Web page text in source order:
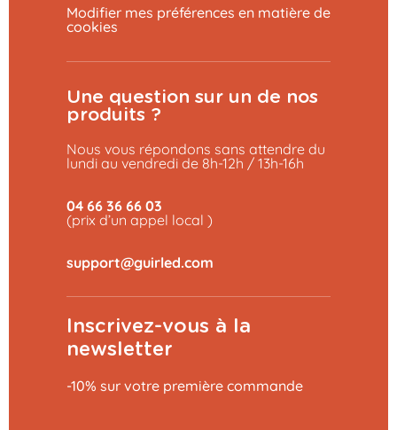
Modifier mes préférences en matière de
cookies
Une question sur un de nos
produits ?
Nous vous répondons sans attendre du
lundi au vendredi de 8h-12h / 13h-16h
04 66 36 66 03
(prix d’un appel local )
Inscrivez-vous à la
newsletter
-10% sur votre première commande